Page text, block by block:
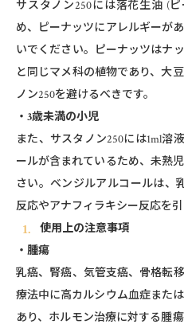
サスタノン250には落花生油 (
め、ピーナッツにアレルギーが
いでください。ピーナッツはナ
と同じマメ科の植物であり、大
ノン250を避けるべきです。
・3歳未満の小児
また、サスタノン250には1ml溶
ールが含まれているため、未熟
さい。ベンジルアルコールは、
反応やアナフィラキシー反応を
使用上の注意事項
・腫瘍
乳癌、腎癌、気管支癌、骨格転
療法中に高カルシウム血症また
あり、ホルモン治療に対する腫